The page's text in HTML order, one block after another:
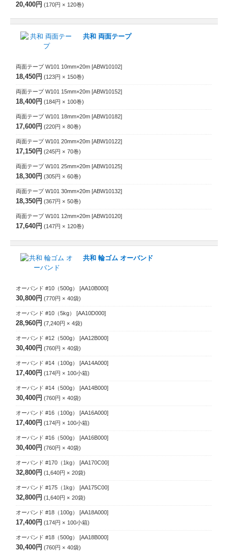
20,400円 170円 120巻
共和 両面テープ
両面テープ W101 10mm×20m [ABW10102]
18,450円 123円 150巻
両面テープ W101 15mm×20m [ABW10152]
18,400円 184円 100巻
両面テープ W101 18mm×20m [ABW10182]
17,600円 220円 80巻
両面テープ W101 20mm×20m [ABW10122]
17,150円 245円 70巻
両面テープ W101 25mm×20m [ABW10125]
18,300円 305円 60巻
両面テープ W101 30mm×20m [ABW10132]
18,350円 367円 50巻
両面テープ W101 12mm×20m [ABW10120]
17,640円 147円 120巻
共和 輪ゴム オーバンド
オーバンド #10（500g） [AA10B000]
30,800円 770円 40袋
オーバンド #10（5kg） [AA10D000]
28,960円 7,240円 4袋
オーバンド #12（500g） [AA12B000]
30,400円 760円 40袋
オーバンド #14（100g） [AA14A000]
17,400円 174円 100小箱
オーバンド #14（500g） [AA14B000]
30,400円 760円 40袋
オーバンド #16（100g） [AA16A000]
17,400円 174円 100小箱
オーバンド #16（500g） [AA16B000]
30,400円 760円 40袋
オーバンド #170（1kg） [AA170C00]
32,800円 1,640円 20袋
オーバンド #175（1kg） [AA175C00]
32,800円 1,640円 20袋
オーバンド #18（100g） [AA18A000]
17,400円 174円 100小箱
オーバンド #18（500g） [AA18B000]
30,400円 760円 40袋